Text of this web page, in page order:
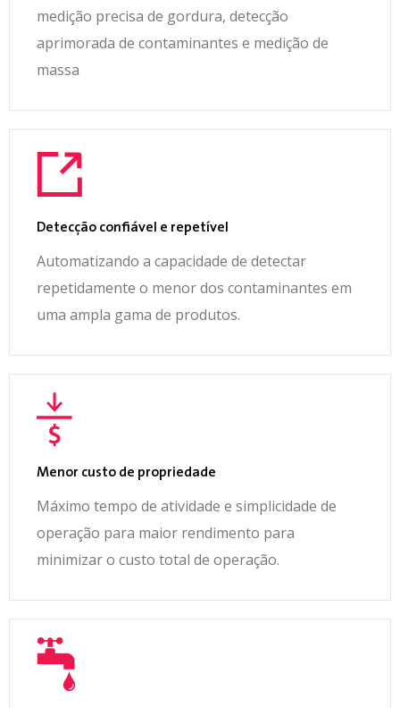
medição precisa de gordura, detecção
aprimorada de contaminantes e medição de
massa
Detecção confiável e repetível
Automatizando a capacidade de detectar
repetidamente o menor dos contaminantes em
uma ampla gama de produtos.
Menor custo de propriedade
Máximo tempo de atividade e simplicidade de
operação para maior rendimento para
minimizar o custo total de operação.